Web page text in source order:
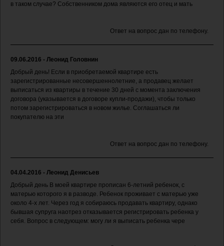
в таком случае? Собственником дома являются его отец и мать
Ответ на вопрос дан по телефону.
09.06.2016 - Леонид Головнин
Добрый день! Если в приобретаемой квартире есть
зарегистрированные несовершеннолетние, а продавец желает
выписаться из квартиры в течение 30 дней с момента заключения
договора (указывается в договоре купли-продажи), чтобы только
потом зарегистрироваться в новом жилье. Соглашаться ли
покупателю на эти
Ответ на вопрос дан по телефону.
04.04.2016 - Леонид Денисьев
Добрый день В моей квартире прописан 6-летний ребенок, с
матерью которого я в разводе. Ребенок проживает с матерью уже
около 4-х лет. Через год я собираюсь продавать квартиру, однако
бывшая супруга наотрез отказывается регистрировать ребенка у
себя. Вопрос в следующем: могу ли я выписать ребенка чере